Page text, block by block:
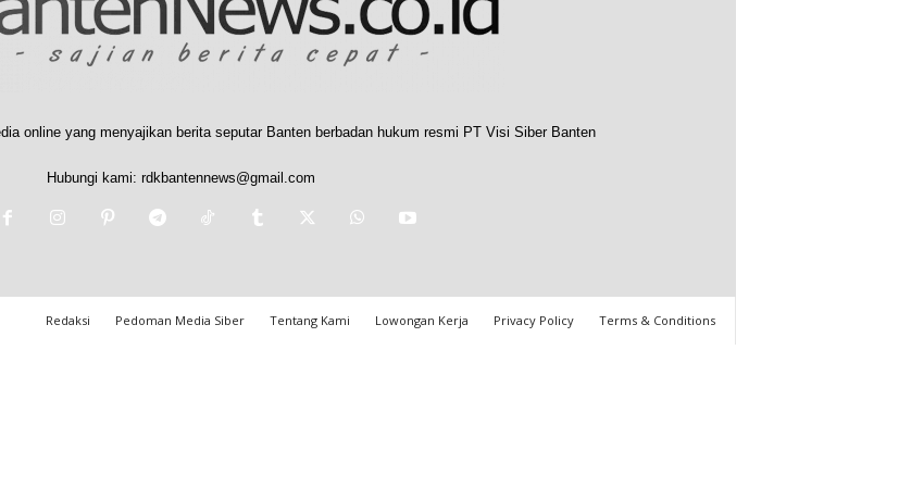
online yang menyajikan berita seputar Banten berbadan hukum resmi PT Visi Siber Banten
Hubungi kami: rdkbantennews@gmail.com
Redaksi Pedoman Media Siber Tentang Kami Lowongan Kerja Privacy Policy Terms & Conditions